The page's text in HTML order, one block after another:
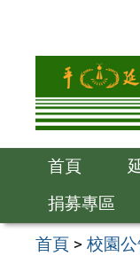
容
首頁
捐募專區
首頁 >校園